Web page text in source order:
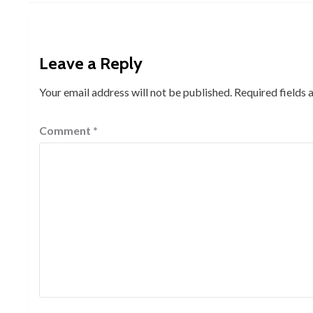
Leave a Reply
Your email address will not be published. Required fields
Comment *